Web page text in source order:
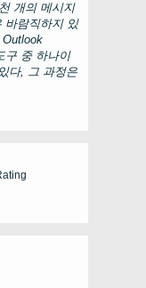
개의 메시지
바람직하지 있
Outlook
구 중 하나이
다, 그 과정은